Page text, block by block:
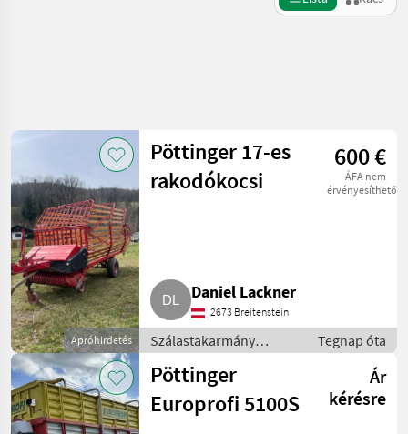
Kategória 4 Ország 2 Szűrők
AKTUÁLIS
ÚTVONAL
Mezőgazdasági
gépek/eszközök
Szalastakarmany
Betakaritok
Rendfelszedo
Potkocsi
KATEGÓRIA
KIVÁLASZTÁSA
Sonstige
59
Visszaállítás
Apróhirdetés
Pöttinger 17-es
rakodókocsi
600 €
ÁFA nem
érvényesíthető
Daniel Lackner
2673 Breitenstein
Szálastakarmány
betakarítók /
Rendfelszedő pótkocsi
Tegnap óta
Pöttinger
Europrofi 5100S
Ár
kérésre